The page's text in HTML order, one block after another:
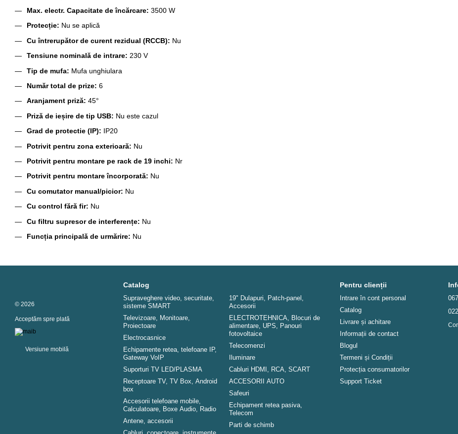
Max. electr. Capacitate de încărcare: 3500 W
Protecție: Nu se aplică
Cu întrerupător de curent rezidual (RCCB): Nu
Tensiune nominală de intrare: 230 V
Tip de mufa: Mufa unghiulara
Număr total de prize: 6
Aranjament priză: 45°
Priză de ieșire de tip USB: Nu este cazul
Grad de protectie (IP): IP20
Potrivit pentru zona exterioară: Nu
Potrivit pentru montare pe rack de 19 inchi: Nr
Potrivit pentru montare încorporată: Nu
Cu comutator manual/picior: Nu
Cu control fără fir: Nu
Cu filtru supresor de interferențe: Nu
Funcția principală de urmărire: Nu
© 2026
Acceptăm spre plată
Versiune mobilă
Catalog
Supraveghere video, securitate,
sisteme SMART
Televizoare, Monitoare,
Proiectoare
Electrocasnice
Echipamente retea, telefoane IP,
Gateway VoIP
Suporturi TV LED/PLASMA
Receptoare TV, TV Box, Android
box
Accesorii telefoane mobile,
Calculatoare, Boxe Audio, Radio
Antene, accesorii
19" Dulapuri, Patch-panel,
Аccesorii
ELECTROTEHNICA, Blocuri de
alimentare, UPS, Panouri
fotovoltaice
Telecomenzi
Iluminare
Cabluri HDMI, RCA, SCART
ACCESORII AUTO
Safeuri
Echipament retea pasiva,
Telecom
Parti de schimb
Pentru clienții
Intrare în cont personal
Catalog
Livrare și achitare
Informații de contact
Blogul
Termeni și Condiții
Protecția consumatorilor
Support Ticket